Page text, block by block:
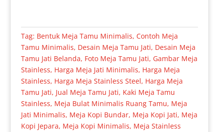
Tag: Bentuk Meja Tamu Minimalis, Contoh Meja
Tamu Minimalis, Desain Meja Tamu Jati, Desain Meja
Tamu Jati Belanda, Foto Meja Tamu Jati, Gambar Meja
Stainless, Harga Meja Jati Minimalis, Harga Meja
Stainless, Harga Meja Stainless Steel, Harga Meja
Tamu Jati, Jual Meja Tamu Jati, Kaki Meja Tamu
Stainless, Meja Bulat Minimalis Ruang Tamu, Meja
Jati Minimalis, Meja Kopi Bundar, Meja Kopi Jati, Meja
Kopi Jepara, Meja Kopi Minimalis, Meja Stainless